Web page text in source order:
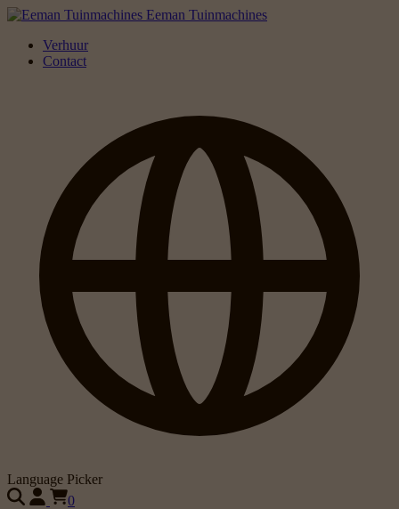
Eeman Tuinmachines
Verhuur
Contact
Language Picker
0